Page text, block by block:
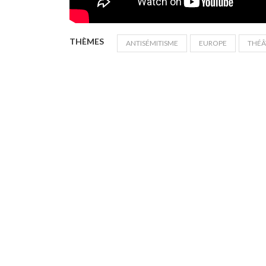
THÈMES ANTISÉMITISME EUROPE